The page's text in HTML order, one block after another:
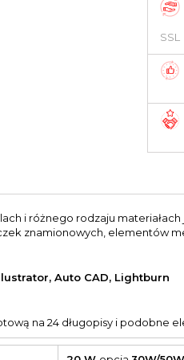
SSL
i różnego rodzaju
znamionowych, elementów
Auto CAD, Lightburn
na 24 długopisy i podobne